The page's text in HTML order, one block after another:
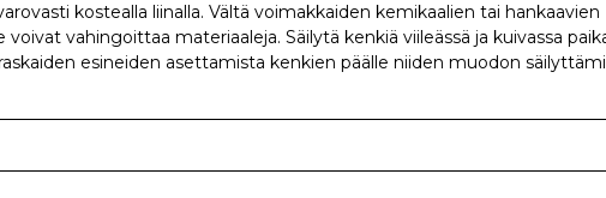
kostealla liinalla. Vältä voimakkaiden kemikaalien tai hankaavien
vahingoittaa materiaaleja. Säilytä kenkiä viileässä ja kuivassa
esineiden asettamista kenkien päälle niiden muodon